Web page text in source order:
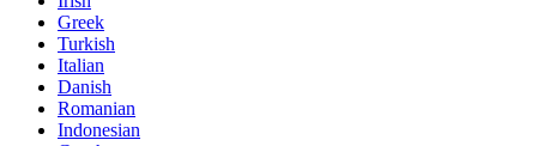
Greek
Turkish
Italian
Danish
Romanian
Indonesian